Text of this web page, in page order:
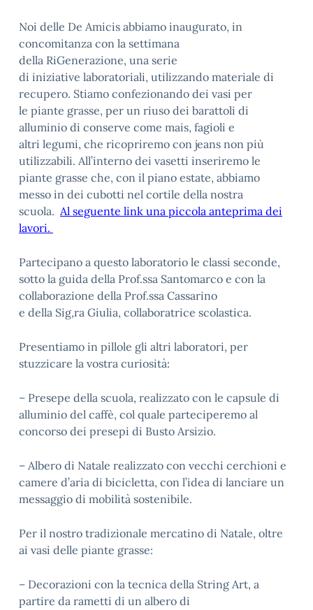
Noi delle De Amicis abbiamo inaugurato, in
concomitanza con la settimana
della RiGenerazione, una serie
di iniziative laboratoriali, utilizzando materiale di
recupero. Stiamo confezionando dei vasi per
le piante grasse, per un riuso dei barattoli di
alluminio di conserve come mais, fagioli e
altri legumi, che ricopriremo con jeans non più
utilizzabili. All’interno dei vasetti inseriremo le
piante grasse che, con il piano estate, abbiamo
messo in dei cubotti nel cortile della nostra
scuola. Al seguente link una piccola anteprima dei
lavori.
Partecipano a questo laboratorio le classi seconde,
sotto la guida della Prof.ssa Santomarco e con la
collaborazione della Prof.ssa Cassarino
e della Sig,ra Giulia, collaboratrice scolastica.
Presentiamo in pillole gli altri laboratori, per
stuzzicare la vostra curiosità:
– Presepe della scuola, realizzato con le capsule di
alluminio del caffè, col quale parteciperemo al
concorso dei presepi di Busto Arsizio.
– Albero di Natale realizzato con vecchi cerchioni e
camere d’aria di bicicletta, con l’idea di lanciare un
messaggio di mobilità sostenibile.
Per il nostro tradizionale mercatino di Natale, oltre
ai vasi delle piante grasse:
– Decorazioni con la tecnica della String Art, a
partire da rametti di un albero di